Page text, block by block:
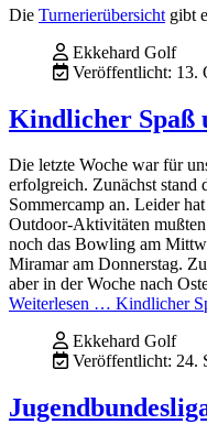
Die Turnerierübersicht gibt
Ekkehard Golf
Veröffentlicht: 13.
Kindlicher Spaß
Die letzte Woche war für
erfolgreich. Zunächst stand
Sommercamp an. Leider
Outdoor-Aktivitäten
noch das Bowling am
Miramar am Donnerstag.
aber in der Woche nach
Weiterlesen … Kindlicher
Ekkehard Golf
Veröffentlicht: 24.